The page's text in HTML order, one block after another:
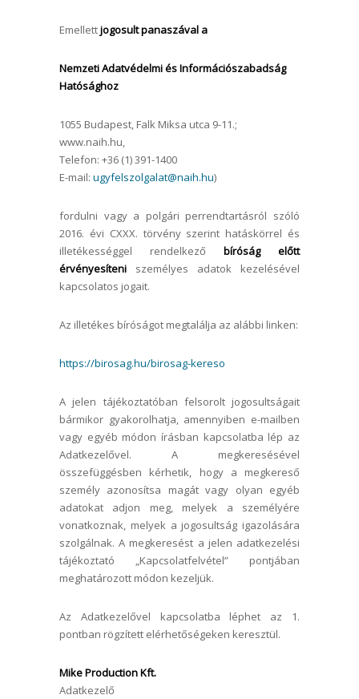
Emellettjogosult panaszával a
Nemzeti Adatvédelmi és Információszabadság
Hatósághoz
1055 Budapest, Falk Miksa utca 9-11.;
www.naih.hu,
Telefon: +36 (1) 391-1400
E-mail: ugyfelszolgalat@naih.hu)
fordulni vagy a polgári perrendtartásról szóló
2016. évi CXXX. törvény szerint hatáskörrel és
illetékességgel rendelkező bíróság előtt
érvényesíteni személyes adatok kezelésével
kapcsolatos jogait.
Az illetékes bíróságot megtalálja az alábbi linken:
https://birosag.hu/birosag-kereso
A jelen tájékoztatóban felsorolt jogosultságait
bármikor gyakorolhatja, amennyiben e-mailben
vagy egyéb módon írásban kapcsolatba lép az
Adatkezelővel. A megkeresésével
összefüggésben kérhetik, hogy a megkereső
személy azonosítsa magát vagy olyan egyéb
adatokat adjon meg, melyek a személyére
vonatkoznak, melyek a jogosultság igazolására
szolgálnak. A megkeresést a jelen adatkezelési
tájékoztató „Kapcsolatfelvétel” pontjában
meghatározott módon kezeljük.
Az Adatkezelővel kapcsolatba léphet az 1.
pontban rögzített elérhetőségeken keresztül.
Mike Production Kft.
Adatkezelő